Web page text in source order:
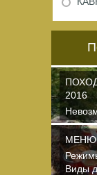
2016
МЕНЮ
Виды